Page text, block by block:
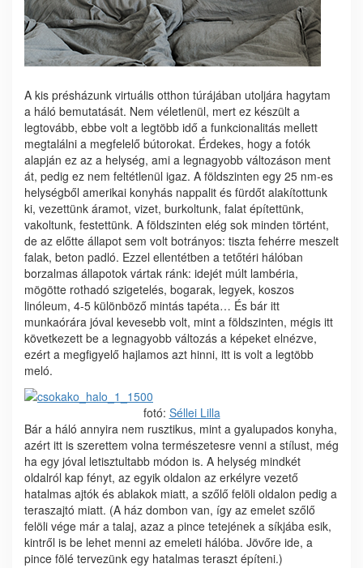
A kis présházunk virtuális otthon túrájában utoljára hagytam
a háló bemutatását. Nem véletlenül, mert ez készült a
legtovább, ebbe volt a legtöbb idő a funkcionalitás mellett
megtalálni a megfelelő bútorokat. Érdekes, hogy a fotók
alapján ez az a helység, ami a legnagyobb változáson ment
át, pedig ez nem feltétlenül igaz. A földszinten egy 25 nm-es
helységből amerikai konyhás nappalit és fürdőt alakítottunk
ki, vezettünk áramot, vizet, burkoltunk, falat építettünk,
vakoltunk, festettünk. A földszinten elég sok minden történt,
de az előtte állapot sem volt botrányos: tiszta fehérre meszelt
falak, beton padló. Ezzel ellentétben a tetőtéri hálóban
borzalmas állapotok vártak ránk: idejét múlt lambéria,
mögötte rothadó szigetelés, bogarak, legyek, koszos
linóleum, 4-5 különböző mintás tapéta… És bár itt
munkaórára jóval kevesebb volt, mint a földszinten, mégis itt
következett be a legnagyobb változás a képeket elnézve,
ezért a megfigyelő hajlamos azt hinni, itt is volt a legtöbb
meló.
fotó: Séllei Lilla
Bár a háló annyira nem rusztikus, mint a gyalupados konyha,
azért itt is szerettem volna természetesre venni a stílust, még
ha egy jóval letisztultabb módon is. A helység mindkét
oldalról kap fényt, az egyik oldalon az erkélyre vezető
hatalmas ajtók és ablakok miatt, a szőlő felöli oldalon pedig a
teraszajtó miatt. (A ház dombon van, így az emelet szőlő
felöli vége már a talaj, azaz a pince tetejének a síkjába esik,
kintről is be lehet menni az emeleti hálóba. Jövőre ide, a
pince fölé tervezünk egy hatalmas teraszt építeni.)